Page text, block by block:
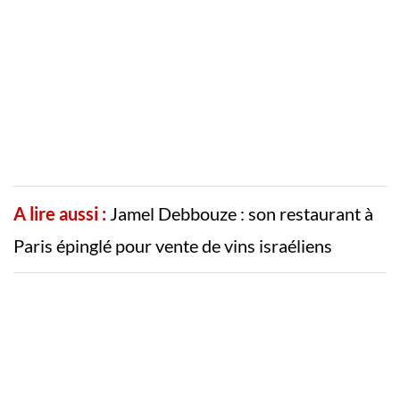
A lire aussi : Jamel Debbouze : son restaurant à
Paris épinglé pour vente de vins israéliens